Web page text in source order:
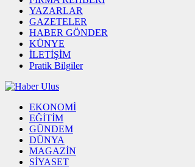
YAZARLAR
GAZETELER
HABER GÖNDER
KÜNYE
İLETİŞİM
Pratik Bilgiler
EKONOMİ
EĞİTİM
GÜNDEM
DÜNYA
MAGAZİN
SİYASET